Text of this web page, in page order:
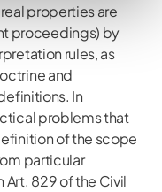
properties are
proceedings) by
rules, as
and
In
problems that
of the scope
particular
829 of the Civil